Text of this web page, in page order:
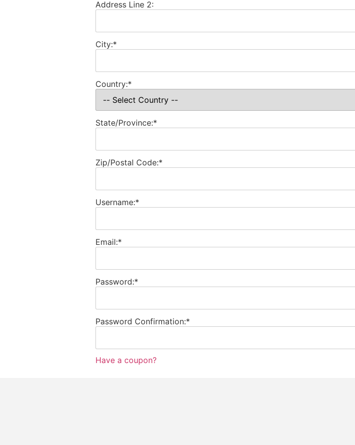
Address Line 2:
City:*
Country:*
State/Province:*
Zip/Postal Code:*
Username:*
Email:*
Password:*
Password Confirmation:*
Have a coupon?